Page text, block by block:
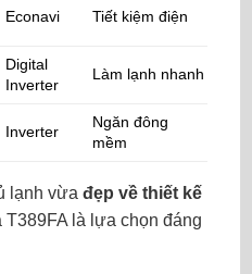
Econavi Tiết kiệm điện
Digital
Inverter
Làm lạnh nhanh
Inverter
Ngăn đông
mềm
lạnh vừa đẹp về thiết kế
T389FA là lựa chọn đáng